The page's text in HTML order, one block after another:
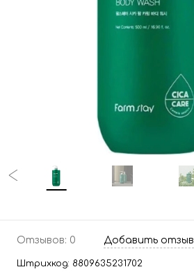
Отзывов: 0 Добавить отзыв
Штрихкод: 8809635231702